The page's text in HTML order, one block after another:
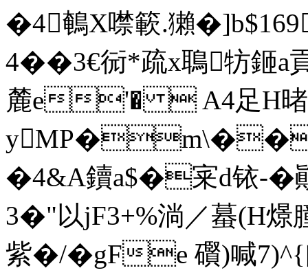
�4鵪X噤簐.獺
4��3€衏*疏x鵈牥鉔a
麓e'�  A4足H暏
yMP�m\��按
�4&A鑟a$�宷d铱-
3�"以jF3+%淌／蟇(H燝
紫�/�gFe 礥)喊